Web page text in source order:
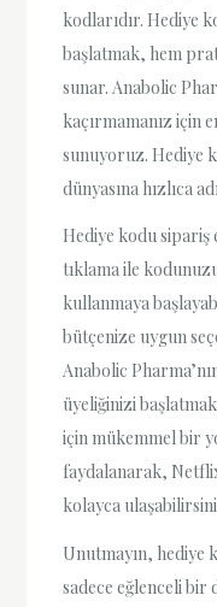
kodlarıdır. Hediye
başlatmak, hem
sunar. Anabolic
kaçırmamanız için
sunuyoruz. Hediye
dünyasına hızlıca
Hediye kodu sipariş
tıklama ile
kullanmaya
bütçenize uygun
Anabolic
üyeliğinizi
için mükemmel bir
faydalanarak,
kolayca
Unutmayın, hediye
sadece eğlenceli bir